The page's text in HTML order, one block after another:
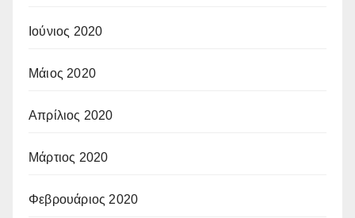
Ιούνιος 2020
Μάιος 2020
Απρίλιος 2020
Μάρτιος 2020
Φεβρουάριος 2020